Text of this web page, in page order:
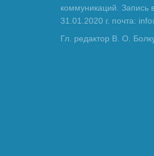
коммуникаций.
31.01.2020 г. почта:
Гл. редактор В. О.